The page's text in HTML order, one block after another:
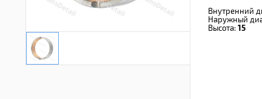
Внутренний
Наружный
Высота: 15